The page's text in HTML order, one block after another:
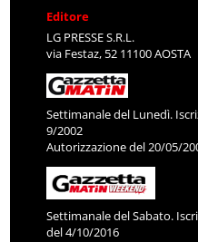
Editore
LG PRESSE S.R.L.
via Festaz, 52 11100 AOSTA
Settimanale del Lunedì.
9/2002
Autorizzazione del 20/05/
Settimanale del Sabato.
del 4/10/2016